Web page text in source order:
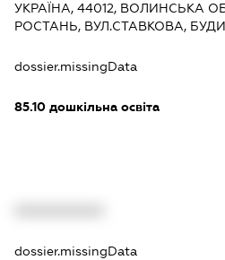
УКРАЇНА, 44012, ВОЛИНСЬКА
РОСТАНЬ, ВУЛ.СТАВКОВА,
dossier.missingData
85.10дошкільна освіта
dossier.missingData